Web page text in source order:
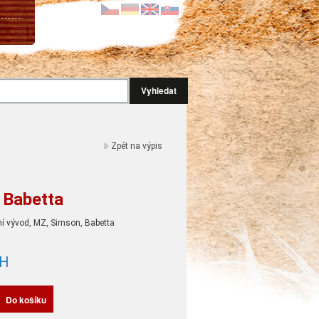
Vyhledat
Zpět na výpis
vývod, MZ, Simson, Babetta
Do košíku